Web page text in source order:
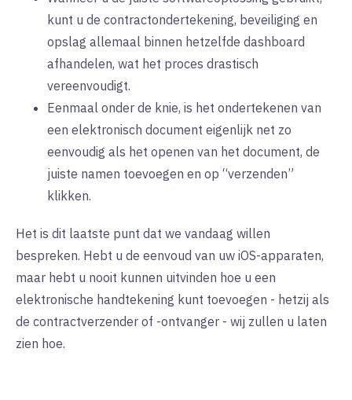
kunt u de contractondertekening, beveiliging en
opslag allemaal binnen hetzelfde dashboard
afhandelen, wat het proces drastisch
vereenvoudigt.
Eenmaal onder de knie, is het ondertekenen van
een elektronisch document eigenlijk net zo
eenvoudig als het openen van het document, de
juiste namen toevoegen en op “verzenden”
klikken.
Het is dit laatste punt dat we vandaag willen
bespreken. Hebt u de eenvoud van uw iOS-apparaten,
maar hebt u nooit kunnen uitvinden hoe u een
elektronische handtekening kunt toevoegen - hetzij als
de contractverzender of -ontvanger - wij zullen u laten
zien hoe.